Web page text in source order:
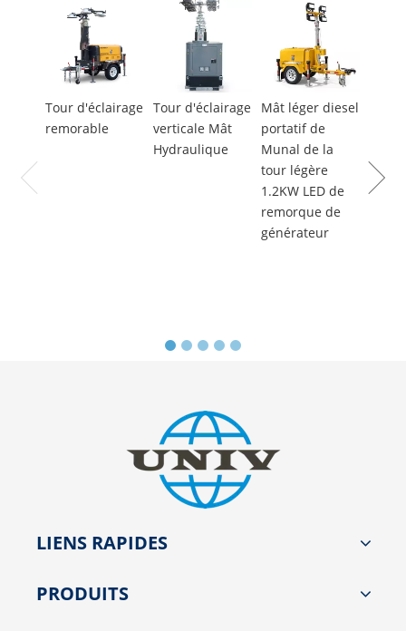
Tour d'éclairage
remorable
Tour d'éclairage
verticale Mât
Hydraulique
Mât léger diesel
portatif de
Munal de la
tour légère
1.2KW LED de
remorque de
générateur
de
LIENS RAPIDES
PRODUITS